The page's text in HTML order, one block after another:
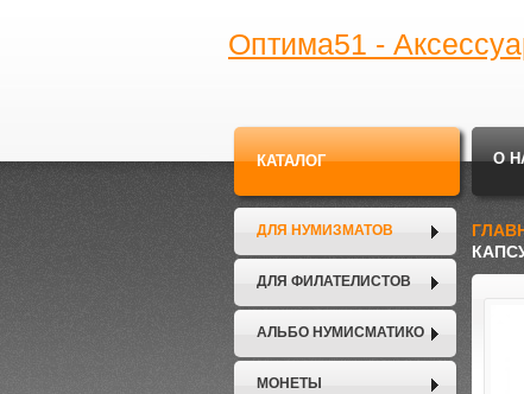
Оптима51 -
О
КАТАЛОГ
ДЛЯ НУМИЗМАТОВ
ДЛЯ ФИЛАТЕЛИСТОВ
АЛЬБО НУМИСМАТИКО
МОНЕТЫ